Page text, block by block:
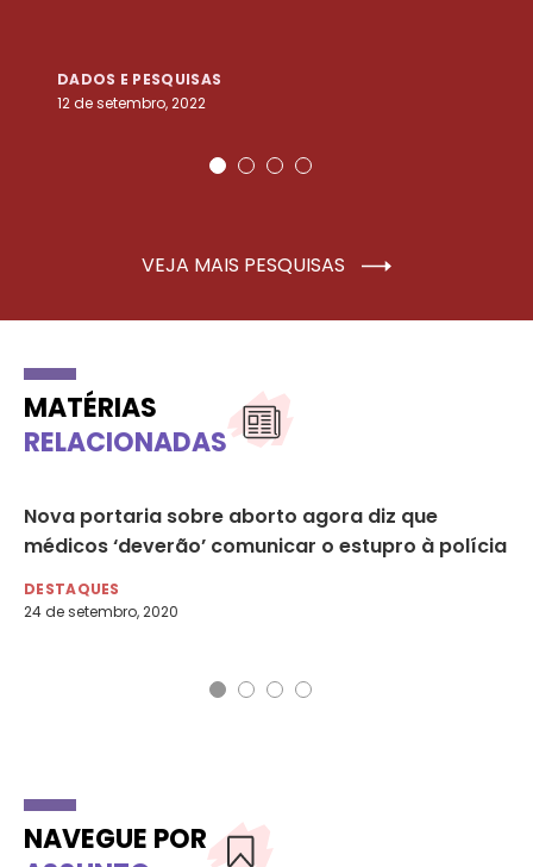
DADOS E PESQUISAS
12 de setembro, 2022
VEJA MAIS PESQUISAS
MATÉRIAS
RELACIONADAS
Nova portaria sobre aborto agora diz que
médicos ‘deverão’ comunicar o estupro à polícia
DESTAQUES
24 de setembro, 2020
NAVEGUE POR